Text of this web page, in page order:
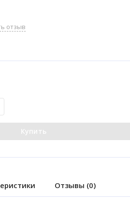
отзыв
Купить
Отзывы (0)